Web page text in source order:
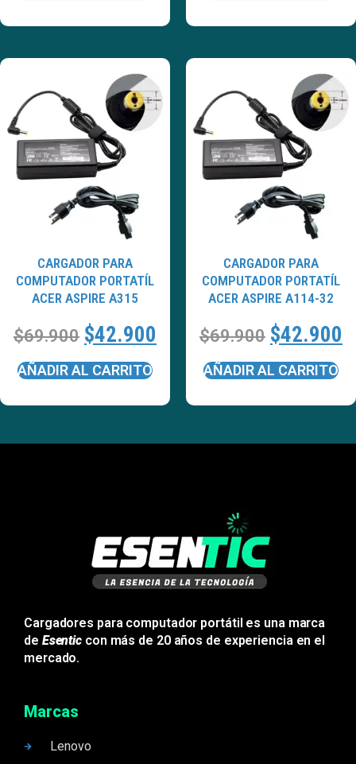
CARGADOR PARA
COMPUTADOR PORTATÍL
ACER ASPIRE A315
$69.900 $42.900
AÑADIR AL CARRITO
CARGADOR PARA
COMPUTADOR PORTATÍL
ACER ASPIRE A114-32
$69.900 $42.900
AÑADIR AL CARRITO
Cargadores para computador portátil es una marca
de Esentic con más de 20 años de experiencia en el
mercado.
Marcas
Lenovo